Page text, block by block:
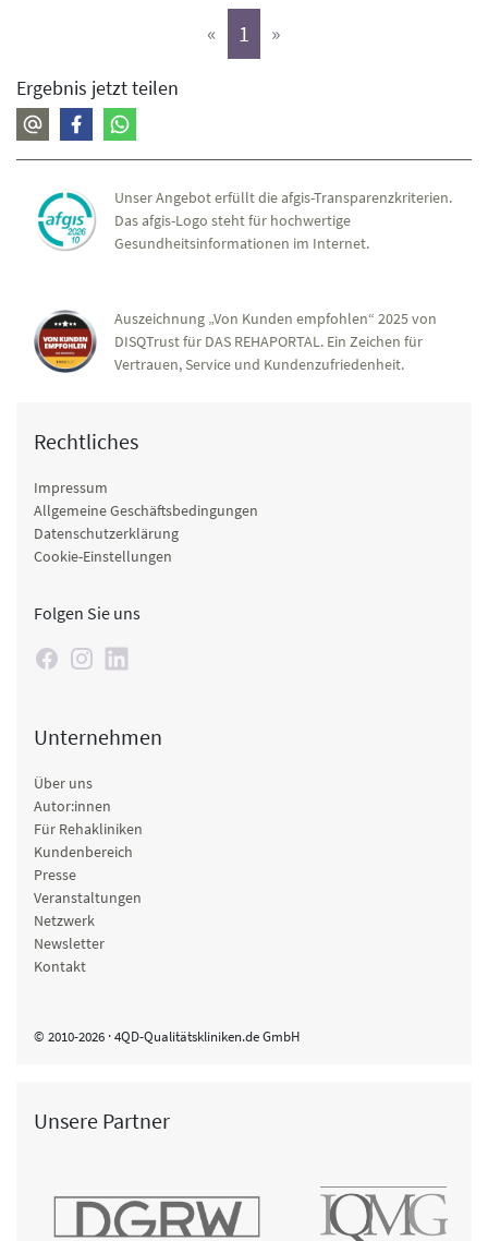
« 1 (aktiv)
»
Ergebnis jetzt teilen
Unser Angebot erfüllt die afgis-Transparenzkriterien.
Das afgis-Logo steht für hochwertige
Gesundheitsinformationen im Internet.
Auszeichnung „Von Kunden empfohlen“ 2025 von
DISQTrust für DAS REHAPORTAL. Ein Zeichen für
Vertrauen, Service und Kundenzufriedenheit.
Rechtliches
Impressum
Allgemeine Geschäftsbedingungen
Datenschutzerklärung
Cookie-Einstellungen
Folgen Sie uns
Unternehmen
Über uns
Autor:innen
Für Rehakliniken
Kundenbereich
Presse
Veranstaltungen
Netzwerk
Newsletter
Kontakt
© 2010-2026 · 4QD-Qualitätskliniken.de GmbH
Unsere Partner